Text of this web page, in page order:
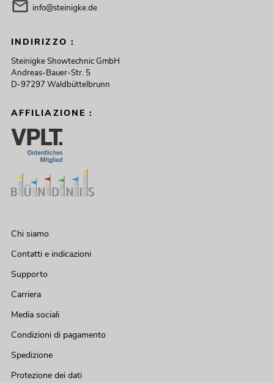
info@steinigke.de
INDIRIZZO :
Steinigke Showtechnic GmbH
Andreas-Bauer-Str. 5
D-97297 Waldbüttelbrunn
AFFILIAZIONE :
Chi siamo
Contatti e indicazioni
Supporto
Carriera
Media sociali
Condizioni di pagamento
Spedizione
Protezione dei dati